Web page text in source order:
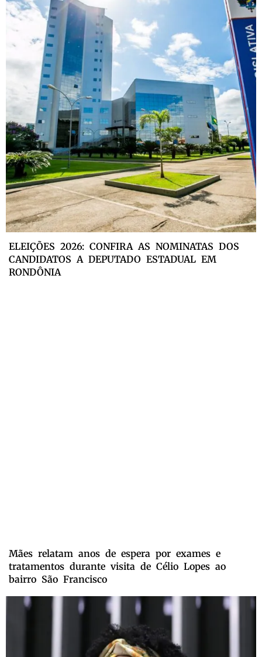
ELEIÇÕES 2026: CONFIRA AS NOMINATAS DOS
CANDIDATOS A DEPUTADO ESTADUAL EM
RONDÔNIA
Mães relatam anos de espera por exames e
tratamentos durante visita de Célio Lopes ao
bairro São Francisco